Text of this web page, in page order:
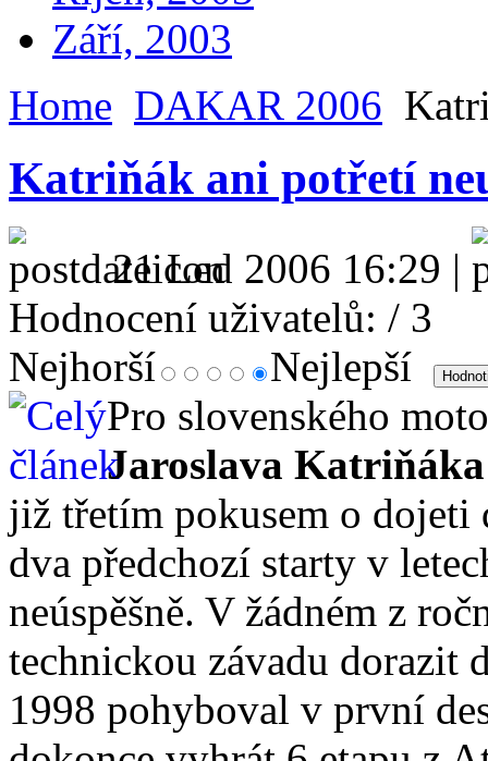
Září, 2003
Home DAKAR 2006
Katriňák ani potřetí
21 Led 2006 16:29 |
Hodnocení uživatelů: / 3
Nejhorší
Nejlepší
Pro slovenského
Jaroslava
již třetím pokusem o dojeti
dva předchozí starty v
neúspěšně. V žádném z
technickou závadu dorazit
1998 pohyboval v první